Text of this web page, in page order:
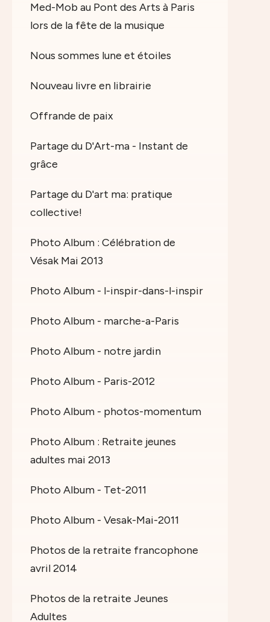
Med-Mob au Pont des Arts à Paris
lors de la fête de la musique
Nous sommes lune et étoiles
Nouveau livre en librairie
Offrande de paix
Partage du D'Art-ma - Instant de
grâce
Partage du D'art ma: pratique
collective!
Photo Album : Célébration de
Vésak Mai 2013
Photo Album - l-inspir-dans-l-inspir
Photo Album - marche-a-Paris
Photo Album - notre jardin
Photo Album - Paris-2012
Photo Album - photos-momentum
Photo Album : Retraite jeunes
adultes mai 2013
Photo Album - Tet-2011
Photo Album - Vesak-Mai-2011
Photos de la retraite francophone
avril 2014
Photos de la retraite Jeunes
Adultes